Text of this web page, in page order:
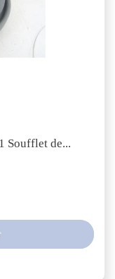
Soufflet de...